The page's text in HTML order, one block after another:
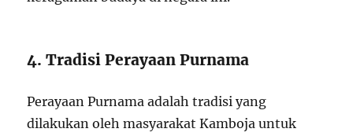
4. Tradisi Perayaan Purnama
Perayaan Purnama adalah tradisi yang
dilakukan oleh masyarakat Kamboja untuk